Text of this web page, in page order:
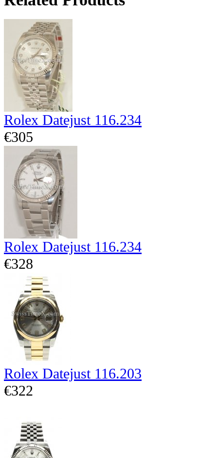
Rolex Datejust 116.234
€305
Rolex Datejust 116.234
€328
Rolex Datejust 116.203
€322